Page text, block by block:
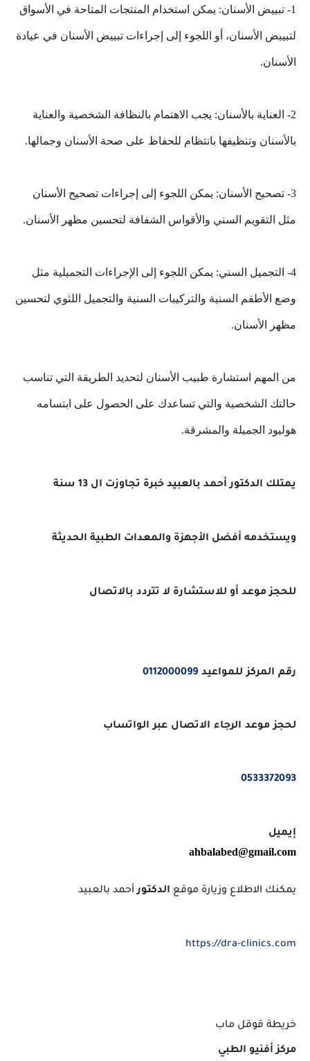
1- تبييض الأسنان: يمكن استخدام المنتجات المتاحة في الأسواق
لتبييض الأسنان، أو اللجوء إلى إجراءات تبييض الأسنان في عيادة
الأسنان.
2- العناية بالأسنان: يجب الاهتمام بالنظافة الشخصية والعناية
بالأسنان وتنظيفها بانتظام للحفاظ على صحة الأسنان وجمالها.
3- تصحيح الأسنان: يمكن اللجوء إلى إجراءات تصحيح الأسنان
مثل التقويم السني والأقواس الشفافة لتحسين مظهر الأسنان.
4- التجميل السني: يمكن اللجوء إلى الإجراءات التجميلية مثل
وضع الأطقم السنية والتركيبات السنية والتجميل اللثوي لتحسين
مظهر الأسنان.
من المهم استشارة طبيب الأسنان لتحديد الطريقة التي تناسب
حالتك الشخصية والتي تساعدك على الحصول على ابتسامه
هوليود الجميلة والمشرقة.
يمتلك الدكتور أحمد بالعبيد خبرة تجاوزت ال 13 سنة
ويستخدمه أفضل الأجهزة والمعدات الطبية الحديثة
للحجز موعد أو للاستشارة لا تتردد بالاتصال
رقم المركز للمواعيد 0112000099
لحجز موعد الرجاء الاتصال عبر الواتساب
0533372093
إيميل
ahbalabed@gmail.com
يمكنك الاطلاع وزيارة موقع الدكتورأحمد بالعبيد
https://dra-clinics.com
خريطة قوقل ماب
مركز أفنيو الطبي